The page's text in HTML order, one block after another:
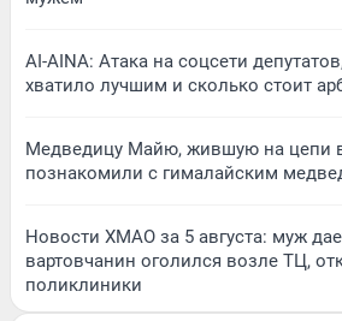
AI-AINA: Атака на соцсети
хватило лучшим и сколько стоит
Медведицу Майю, жившую на цепи
познакомили с гималайским
Новости ХМАО за 5 августа: муж
вартовчанин оголился возле ТЦ,
поликлиники